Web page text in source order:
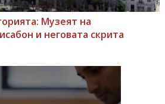
Музеят на
и неговата скрита